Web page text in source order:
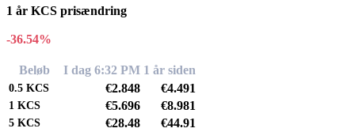
1 år KCS prisændring
-36.54%
Beløb I dag 6:32 PM 1 år siden
0.5 KCS €2.848 €4.491
1 KCS €5.696 €8.981
5 KCS €28.48 €44.91